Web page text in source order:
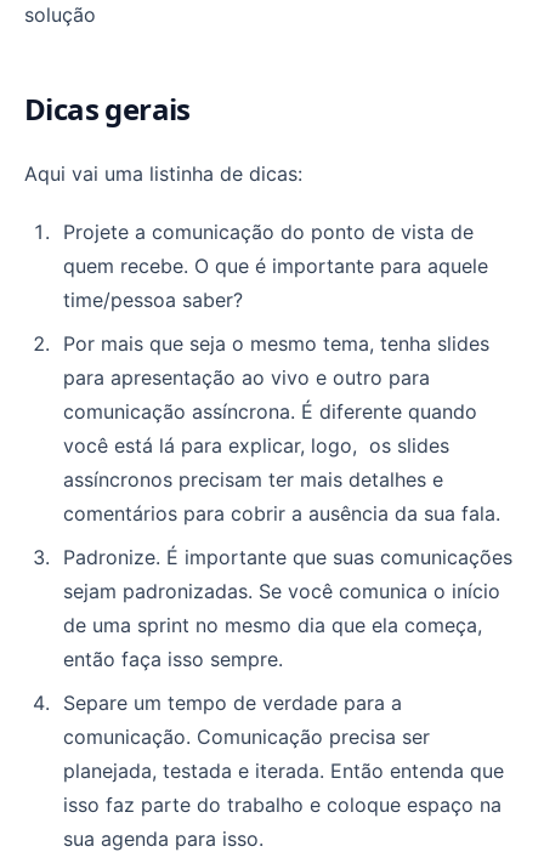
solução
Dicas gerais
Aqui vai uma listinha de dicas:
Projete a comunicação do ponto de vista de
quem recebe. O que é importante para aquele
time/pessoa saber?
Por mais que seja o mesmo tema, tenha slides
para apresentação ao vivo e outro para
comunicação assíncrona. É diferente quando
você está lá para explicar, logo, os slides
assíncronos precisam ter mais detalhes e
comentários para cobrir a ausência da sua fala.
Padronize. É importante que suas comunicações
sejam padronizadas. Se você comunica o início
de uma sprint no mesmo dia que ela começa,
então faça isso sempre.
Separe um tempo de verdade para a
comunicação. Comunicação precisa ser
planejada, testada e iterada. Então entenda que
isso faz parte do trabalho e coloque espaço na
sua agenda para isso.